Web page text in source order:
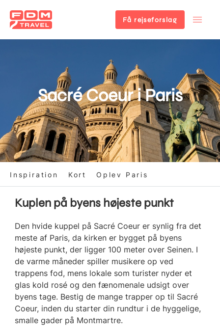
Få rejseforslag
Sacré Coeur i Paris
Inspiration Kort Oplev Paris
Kuplen på byens højeste punkt
Den hvide kuppel på Sacré Coeur er synlig fra det
meste af Paris, da kirken er bygget på byens
højeste punkt, der ligger 100 meter over Seinen. I
de varme måneder spiller musikere op ved
trappens fod, mens lokale som turister nyder et
glas kold rosé og den fænomenale udsigt over
byens tage. Bestig de mange trapper op til Sacré
Coeur, inden du starter din rundtur i de hyggelige,
smalle gader på Montmartre.